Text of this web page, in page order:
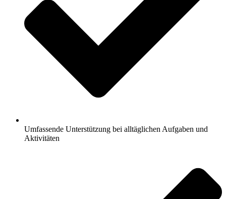
Umfassende Unterstützung bei alltäglichen Aufgaben und
Aktivitäten